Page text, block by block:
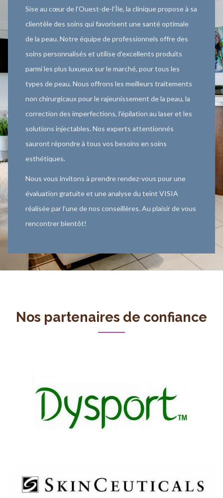
Sise au cœur de l’Ouest-de-l’Île, la clinique propose à sa
clientèle des soins qui favorisent une santé optimale
de la peau. Notre équipe de professionnels offre des
soins personnalisés et utilise d’excellents produits
parmi les plus luxueux sur le marché, pour tous les
types de peau. Nous offrons les meilleurs traitements
non chirurgicaux pour le rajeunissement de la peau, la
correction des imperfections, l’épilation au laser et les
solutions injectables. Nos experts attentionnés
sauront répondre à tous vos besoins en soins
esthétiques.
Nous vous invitons à prendre rendez-vous pour une
évaluation gratuite et une analyse du teint VISIA
réalisée par l’une de nos conseillères. Au plaisir de vous
rencontrer bientôt!
Nos partenaires de confiance